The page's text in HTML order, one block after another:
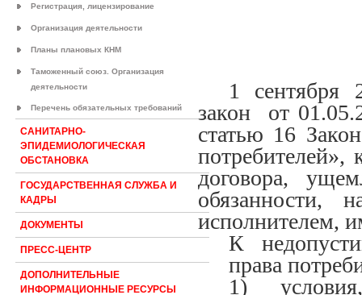
Регистрация, лицензирование
Организация деятельности
Планы плановых КНМ
Таможенный союз. Организация
деятельности
Перечень обязательных требований
САНИТАРНО-
ЭПИДЕМИОЛОГИЧЕСКАЯ
ОБСТАНОВКА
ГОСУДАРСТВЕННАЯ СЛУЖБА И
КАДРЫ
ДОКУМЕНТЫ
ПРЕСС-ЦЕНТР
ДОПОЛНИТЕЛЬНЫЕ
ИНФОРМАЦИОННЫЕ РЕСУРСЫ
1 сентября
закон от
статью 16
потребителей»,
договора,
обязанности,
исполнителем,
К
права
1)